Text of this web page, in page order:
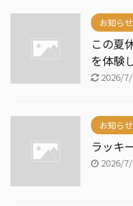
お知らせ
この夏
を体験
2026/
お知らせ
ラッキ
2026/